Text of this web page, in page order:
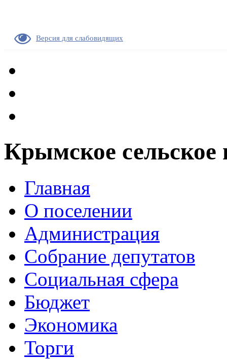
Версия для слабовидящих
Крымское сельское
Главная
О поселении
Администрация
Собрание депутатов
Социальная сфера
Бюджет
Экономика
Торги